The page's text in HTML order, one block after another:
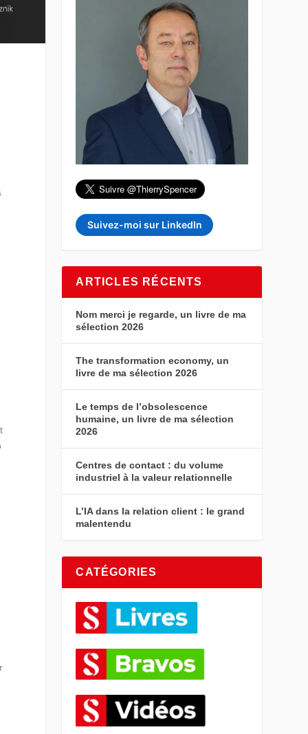
Suivez-moi sur LinkedIn
ARTICLES RÉCENTS
Nom merci je regarde, un livre de ma
sélection 2026
The transformation economy, un
livre de ma sélection 2026
Le temps de l’obsolescence
humaine, un livre de ma sélection
2026
Centres de contact : du volume
industriel à la valeur relationnelle
L’IA dans la relation client : le grand
malentendu
CATÉGORIES